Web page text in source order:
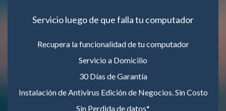
Servicio luego de que falla tu computador
Recupera la funcionalidad de tu computador
Servicio a Domicilio
30 Días de Garantía
Instalación de Antivirus Edición de Negocios. Sin Costo
Sin Perdida de datos*